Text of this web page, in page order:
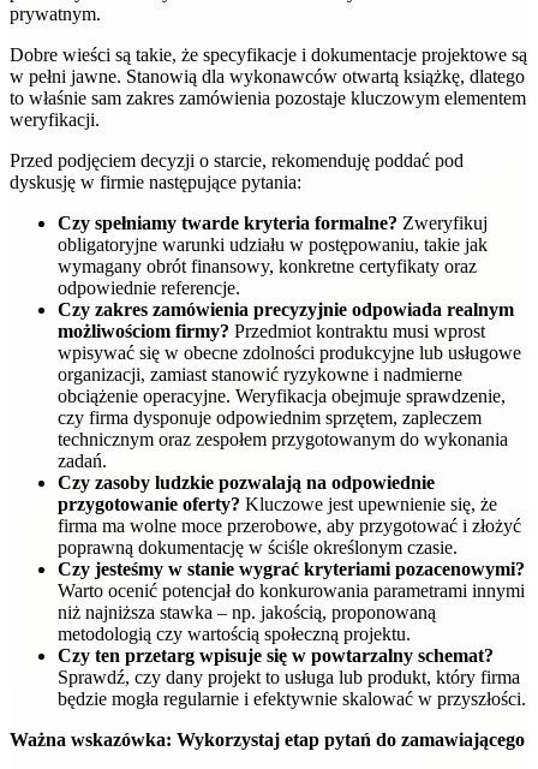
prywatnym.
Dobre wieści są takie, że specyfikacje i dokumentacje projektowe są
w pełni jawne. Stanowią dla wykonawców otwartą książkę, dlatego
to właśnie sam zakres zamówienia pozostaje kluczowym elementem
weryfikacji.
Przed podjęciem decyzji o starcie, rekomenduję poddać pod
dyskusję w firmie następujące pytania:
Czy spełniamy twarde kryteria formalne? Zweryfikuj
obligatoryjne warunki udziału w postępowaniu, takie jak
wymagany obrót finansowy, konkretne certyfikaty oraz
odpowiednie referencje.
Czy zakres zamówienia precyzyjnie odpowiada realnym
możliwościom firmy? Przedmiot kontraktu musi wprost
wpisywać się w obecne zdolności produkcyjne lub usługowe
organizacji, zamiast stanowić ryzykowne i nadmierne
obciążenie operacyjne. Weryfikacja obejmuje sprawdzenie,
czy firma dysponuje odpowiednim sprzętem, zapleczem
technicznym oraz zespołem przygotowanym do wykonania
zadań.
Czy zasoby ludzkie pozwalają na odpowiednie
przygotowanie oferty? Kluczowe jest upewnienie się, że
firma ma wolne moce przerobowe, aby przygotować i złożyć
poprawną dokumentację w ściśle określonym czasie.
Czy jesteśmy w stanie wygrać kryteriami pozacenowymi?
Warto ocenić potencjał do konkurowania parametrami innymi
niż najniższa stawka – np. jakością, proponowaną
metodologią czy wartością społeczną projektu.
Czy ten przetarg wpisuje się w powtarzalny schemat?
Sprawdź, czy dany projekt to usługa lub produkt, który firma
będzie mogła regularnie i efektywnie skalować w przyszłości.
Ważna wskazówka: Wykorzystaj etap pytań do zamawiającego